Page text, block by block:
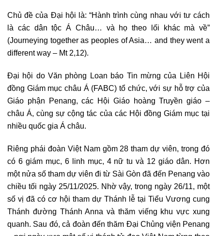
Chủ đề của Đại hội là: “Hành trình cùng nhau với tư cách
là các dân tộc Á Châu… và họ theo lối khác mà về”
(Journeying together as peoples of Asia… and they went a
different way – Mt 2,12).
Đại hội do Văn phòng Loan báo Tin mừng của Liên Hội
đồng Giám mục châu Á (FABC) tổ chức, với sự hỗ trợ của
Giáo phận Penang, các Hội Giáo hoàng Truyền giáo –
châu Á, cùng sự cộng tác của các Hội đồng Giám mục tại
nhiều quốc gia Á châu.
Riêng phái đoàn Việt Nam gồm 28 tham dự viên, trong đó
có 6 giám mục, 6 linh mục, 4 nữ tu và 12 giáo dân. Hơn
một nửa số tham dự viên đi từ Sài Gòn đã đến Penang vào
chiều tối ngày 25/11/2025. Nhờ vậy, trong ngày 26/11, một
số vị đã có cơ hội tham dự Thánh lễ tại Tiểu Vương cung
Thánh đường Thánh Anna và thăm viếng khu vực xung
quanh. Sau đó, cả đoàn đến thăm Đại Chủng viện Penang